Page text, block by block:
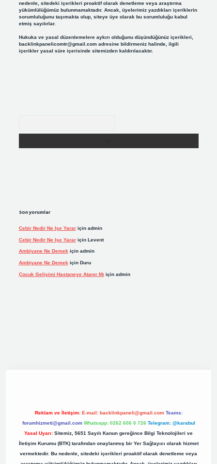
nedenle, sitedeki içerikleri proaktif olarak denetleme veya araştırma
yükümlülüğümüz bulunmamaktadır. Ancak, üyelerimiz yazdıkları içeriklerin
sorumluluğunu taşımakta olup, siteye üye olarak bu sorumluluğu kabul
etmiş sayılırlar.
Hukuka ve yasal düzenlemelere aykırı olduğunu düşündüğünüz içerikleri,
backlinkpanelicomtr@gmail.comadresine bildirmeniz halinde, ilgili
içerikler yasal süre içerisinde sitemizden kaldırılacaktır.
Son yorumlar
Cebir Nedir Ne Işe Yarariçin admin
Cebir Nedir Ne Işe Yarariçin Levent
Ambiyane Ne Demekiçin admin
Ambiyane Ne Demek için Duru
Çocuk Gelişimi Hastaneye Atanır Mı için admin
Reklam ve İletişim: E-mail: backlinkpaneli@gmail.com Teams:
forumhizmeti@gmail.com Whatsapp: 0262 606 0 726 Telegram: @karabul
Yasal Uyarı: Sitemiz, 5651 Sayılı Kanun gereğince Bilgi Teknolojileri ve
İletişim Kurumu (BTK) tarafından onaylanmış bir Yer Sağlayıcı olarak hizmet
vermektedir. Bu nedenle, sitedeki içerikleri proaktif olarak denetleme veya